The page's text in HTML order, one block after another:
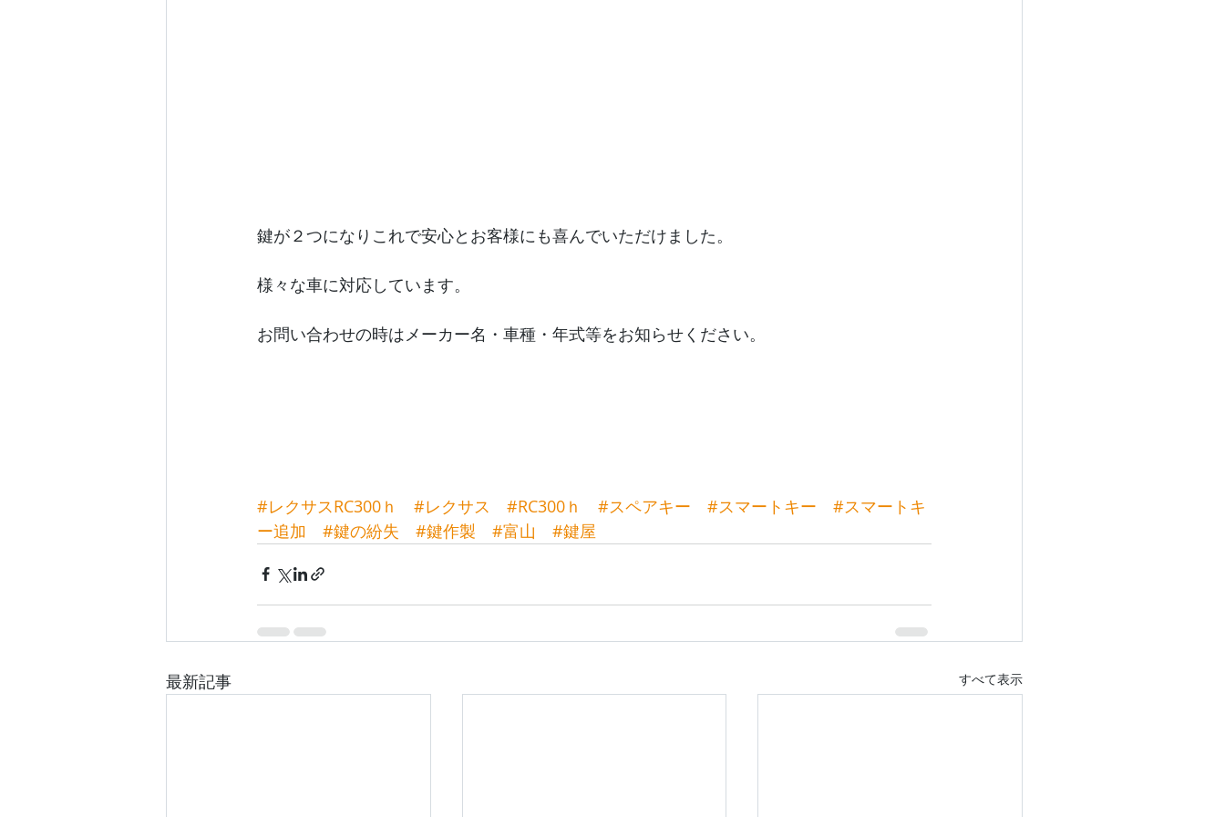
鍵が２つになりこれで安心とお客様にも喜んでいただけました。
様々な車に対応しています。
お問い合わせの時はメーカー名・車種・年式等をお知らせください。
#レクサスRC300ｈ #レクサス #RC300ｈ #スペアキー #スマートキー
#スマートキ
ー追加
#鍵の紛失 #鍵作製 #富山 #鍵屋
最新記事 すべて表示